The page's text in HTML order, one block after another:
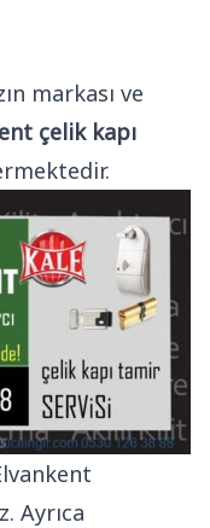
markası ve
çelik kapı
Ayrıca